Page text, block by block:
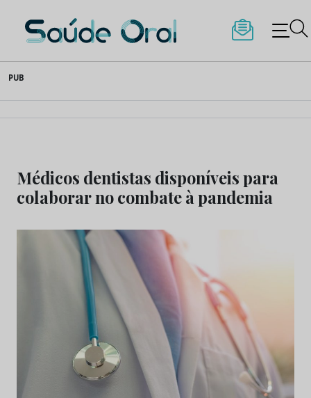
to
content
Saúde Oral
PUB
Médicos dentistas disponíveis para
colaborar no combate à pandemia